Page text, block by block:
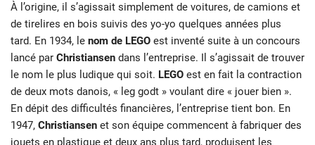
À l’origine, il s’agissait simplement de voitures, de camions et
de tirelires en bois suivis des yo-yo quelques années plus
tard. En 1934, le nom de LEGO est inventé suite à un concours
lancé par Christiansen dans l’entreprise. Il s’agissait de trouver
le nom le plus ludique qui soit. LEGO est en fait la contraction
de deux mots danois, « leg godt » voulant dire « jouer bien ».
En dépit des difficultés financières, l’entreprise tient bon. En
1947, Christiansen et son équipe commencent à fabriquer des